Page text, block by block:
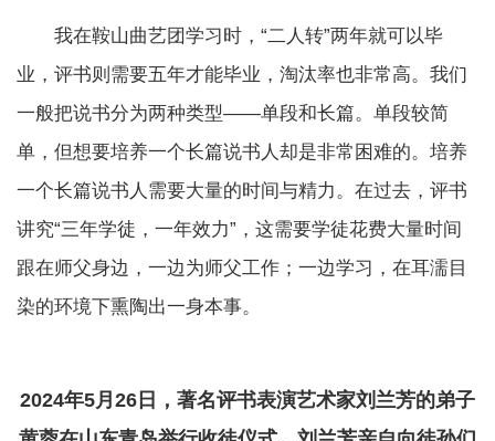
我在鞍山曲艺团学习时，“二人转”两年就可以毕
业，评书则需要五年才能毕业，淘汰率也非常高。我们
一般把说书分为两种类型——单段和长篇。单段较简
单，但想要培养一个长篇说书人却是非常困难的。培养
一个长篇说书人需要大量的时间与精力。在过去，评书
讲究“三年学徒，一年效力”，这需要学徒花费大量时间
跟在师父身边，一边为师父工作；一边学习，在耳濡目
染的环境下熏陶出一身本事。
2024年5月26日，著名评书表演艺术家刘兰芳的弟子